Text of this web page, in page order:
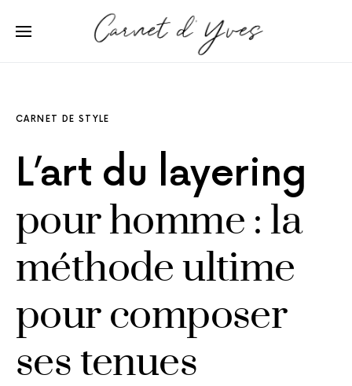
CARNET DE STYLE
L’art du layering
pour homme : la
méthode ultime
pour composer
ses tenues